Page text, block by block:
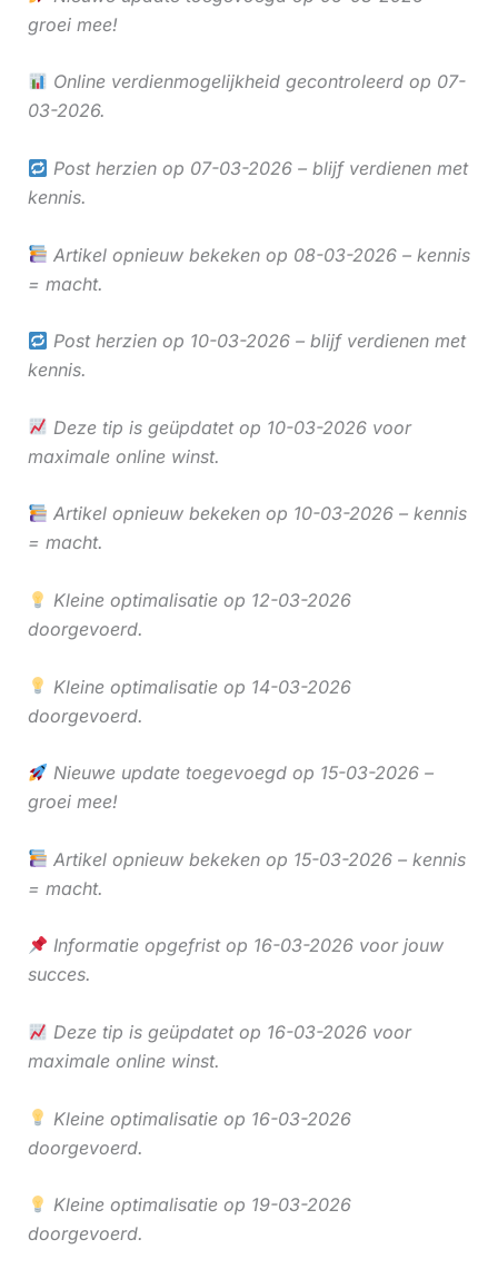
groei mee!
Online verdienmogelijkheid gecontroleerd op 07-
03-2026.
Post herzien op 07-03-2026 – blijf verdienen met
kennis.
Artikel opnieuw bekeken op 08-03-2026 – kennis
= macht.
Post herzien op 10-03-2026 – blijf verdienen met
kennis.
Deze tip is geüpdatet op 10-03-2026 voor
maximale online winst.
Artikel opnieuw bekeken op 10-03-2026 – kennis
= macht.
Kleine optimalisatie op 12-03-2026
doorgevoerd.
Kleine optimalisatie op 14-03-2026
doorgevoerd.
Nieuwe update toegevoegd op 15-03-2026 –
groei mee!
Artikel opnieuw bekeken op 15-03-2026 – kennis
= macht.
Informatie opgefrist op 16-03-2026 voor jouw
succes.
Deze tip is geüpdatet op 16-03-2026 voor
maximale online winst.
Kleine optimalisatie op 16-03-2026
doorgevoerd.
Kleine optimalisatie op 19-03-2026
doorgevoerd.